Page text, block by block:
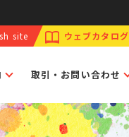
取引・お問い合わせ
site ウェブカタログ